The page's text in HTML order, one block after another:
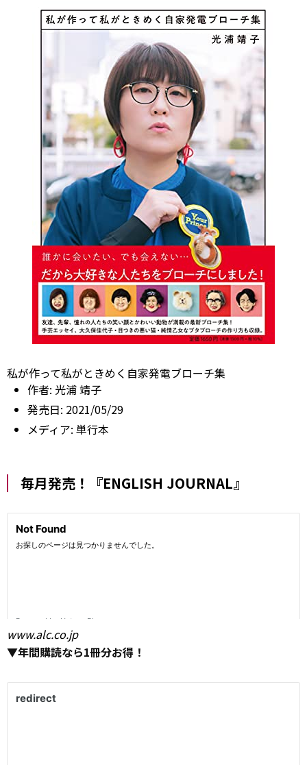
私が作って私がときめく自家発電ブローチ集
作者: 光浦 靖子
発売日: 2021/05/29
メディア: 単行本
毎月発売！『ENGLISH JOURNAL』
www.alc.co.jp
▼年間購読なら1冊分お得！